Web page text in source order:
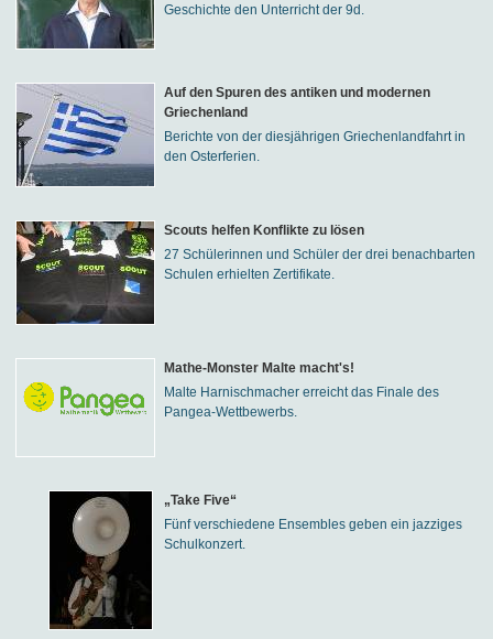
Geschichte den Unterricht der 9d.
Auf den Spuren des antiken und modernen
Griechenland
Berichte von der diesjährigen Griechenlandfahrt in
den Osterferien.
Scouts helfen Konflikte zu lösen
27 Schülerinnen und Schüler der drei benachbarten
Schulen erhielten Zertifikate.
Mathe-Monster Malte macht's!
Malte Harnischmacher erreicht das Finale des
Pangea-Wettbewerbs.
„Take Five“
Fünf verschiedene Ensembles geben ein jazziges
Schulkonzert.